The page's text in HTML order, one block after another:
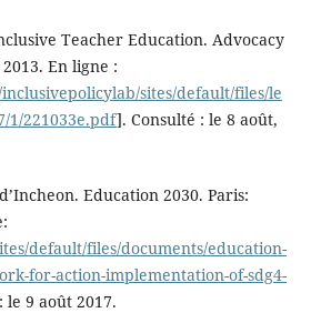
Teacher Education. Advocacy
En ligne :
sites/default/files/le
1/221033e.pdf]. Consulté : le 8 août,
Education 2030. Paris:
default/files/documents/education-
for-action-implementation-of-sdg4-
le 9 août 2017.